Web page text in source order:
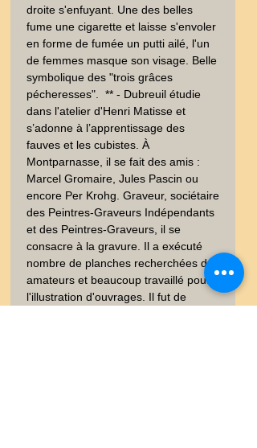
droite s'enfuyant. Une des belles
fume une cigarette et laisse s'envoler
en forme de fumée un putti ailé, l'un
de femmes masque son visage. Belle
symbolique des "trois grâces
pécheresses".  ** - Dubreuil étudie
dans l'atelier d'Henri Matisse et
s’adonne à l’apprentissage des
fauves et les cubistes. À
Montparnasse, il se fait des amis :
Marcel Gromaire, Jules Pascin ou
encore Per Krohg. Graveur, sociétaire
des Peintres-Graveurs Indépendants
et des Peintres-Graveurs, il se
consacre à la gravure. Il a exécuté
nombre de planches recherchées des
amateurs et beaucoup travaillé pour
l'illustration d'ouvrages. Il fut de